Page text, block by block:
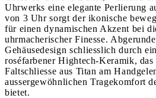
Uhrwerks eine elegante Perlierung
von 3 Uhr sorgt der ikonische
für einen dynamischen Akzent bei
uhrmacherischer Finesse.
Gehäusedesign schliesslich durch
roséfarbener Hightech-Keramik,
Faltschliesse aus Titan am
aussergewöhnlichen Tragekomfort
bietet.